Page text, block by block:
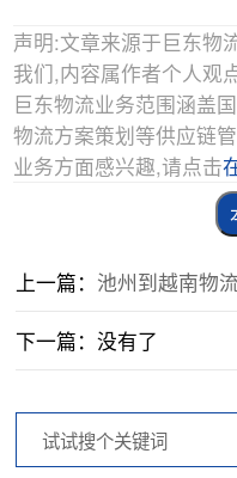
声明:文章来源于巨东物
我们,内容属作者个人观
巨东物流业务范围涵盖
物流方案策划等供应链
业务方面感兴趣,请点击
上一篇： 池州到越南物
下一篇：没有了